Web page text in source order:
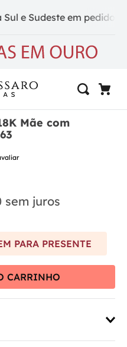
e Sudeste em pedidos a
Mãe com
sem juros
PARA PRESENTE
CARRINHO